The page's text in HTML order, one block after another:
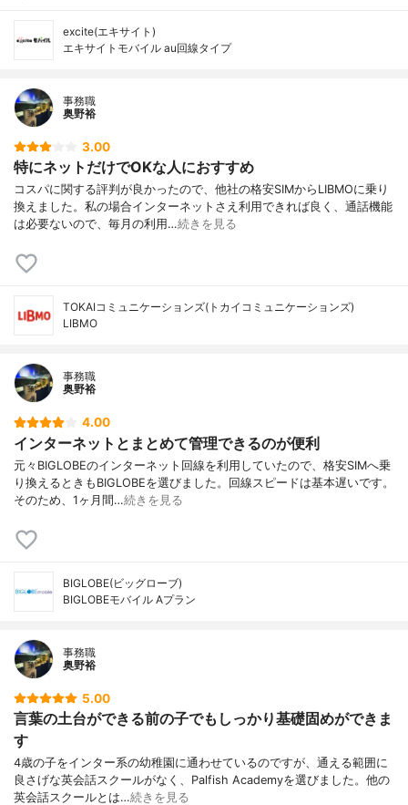
excite(エキサイト)
エキサイトモバイル au回線タイプ
事務職
奥野裕
3.00
特にネットだけでOKな人におすすめ
コスパに関する評判が良かったので、他社の格安SIMからLIBMOに乗り
換えました。私の場合インターネットさえ利用できれば良く、通話機能
は必要ないので、毎月の利用…続きを見る
TOKAIコミュニケーションズ(トカイコミュニケーションズ)
LIBMO
事務職
奥野裕
4.00
インターネットとまとめて管理できるのが便利
元々BIGLOBEのインターネット回線を利用していたので、格安SIMへ乗
り換えるときもBIGLOBEを選びました。回線スピードは基本遅いです。
そのため、1ヶ月間…続きを見る
BIGLOBE(ビッグローブ)
BIGLOBEモバイル Aプラン
事務職
奥野裕
5.00
言葉の土台ができる前の子でもしっかり基礎固めができま
す
4歳の子をインター系の幼稚園に通わせているのですが、通える範囲に
良さげな英会話スクールがなく、Palfish Academyを選びました。他の
英会話スクールとは…続きを見る